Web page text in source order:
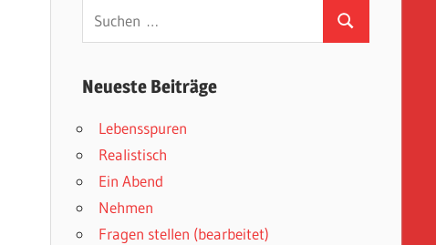
Suchen
nach:
Suchen
Neueste Beiträge
Lebensspuren
Realistisch
Ein Abend
Nehmen
Fragen stellen (bearbeitet)